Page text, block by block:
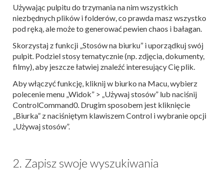
Używając pulpitu do trzymania na nim wszystkich
niezbędnych plików i folderów, co prawda masz wszystko
pod ręką, ale może to generować pewien chaos i bałagan.
Skorzystaj z funkcji „Stosów na biurku” i uporządkuj swój
pulpit. Podziel stosy tematycznie (np. zdjęcia, dokumenty,
filmy), aby jeszcze łatwiej znaleźć interesujący Cię plik.
Aby włączyć funkcję, kliknij w biurko na Macu, wybierz
polecenie menu „Widok” > „Używaj stosów” lub naciśnij
ControlCommand0. Drugim sposobem jest kliknięcie
„Biurka” z naciśniętym klawiszem Control i wybranie opcji
„Używaj stosów”.
2. Zapisz swoje wyszukiwania